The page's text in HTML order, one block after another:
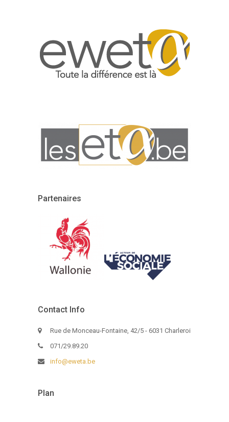
Partenaires
Contact Info
Rue de Monceau-Fontaine, 42/5 - 6031 Charleroi
071/29.89.20
info@eweta.be
Plan